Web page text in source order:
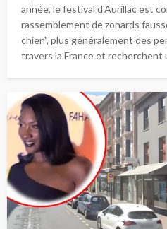
année, le festival d'Aurillac est
rassemblement de zonards
chien", plus généralement des
travers la France et recherchent